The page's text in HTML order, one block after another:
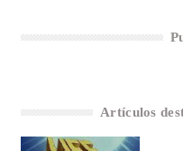
Artículos